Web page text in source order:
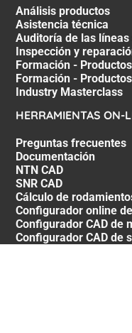
Análisis productos
Asistencia técnica
Auditoría de las
Inspección y
Formación -
Formación -
Industry Masterclass
HERRAMIENTAS ON-
Preguntas frecuentes
Documentación
NTN CAD
SNR CAD
Cálculo de
Configurador online
Configurador CAD de
Configurador CAD de